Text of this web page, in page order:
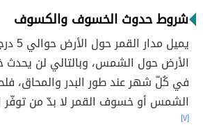
شروط حدوث الخسوف والكسوف
يميل
الأرض حول الشمس، وبالتالي لن
في كُلّ شهر عند طور البدر والمحاق،
الشمس أو خسوف القمر لا بدّ من توفّر
[٧]